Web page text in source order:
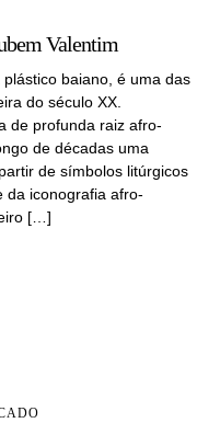
Valentim
baiano, é uma das
do século XX.
de profunda raiz afro-
de décadas uma
de símbolos litúrgicos
da iconografia afro-
[…]